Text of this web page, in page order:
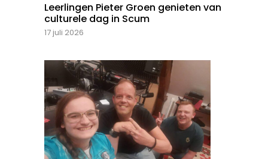
Leerlingen Pieter Groen genieten van
culturele dag in Scum
17 juli 2026